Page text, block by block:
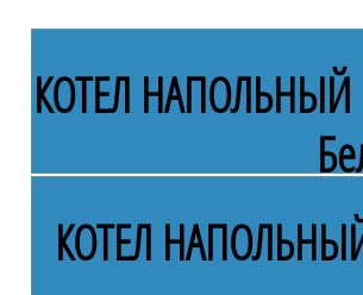
КОТЕЛ НАПОЛЬНЫЙ
КОТЕЛ